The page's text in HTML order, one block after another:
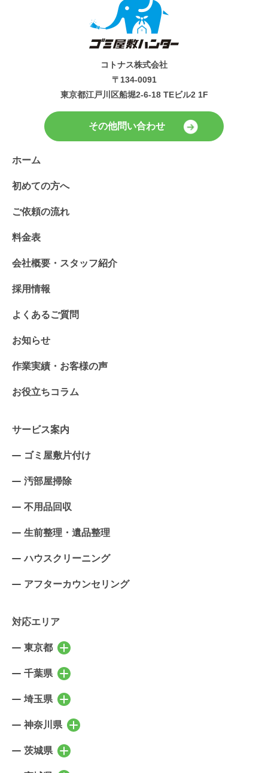
コトナス株式会社
〒134-0091
東京都江戸川区船堀2-6-18 TEビル2 1F
その他問い合わせ
ホーム
初めての方へ
ご依頼の流れ
料金表
会社概要・スタッフ紹介
採用情報
よくあるご質問
お知らせ
作業実績・お客様の声
お役立ちコラム
サービス案内
ゴミ屋敷片付け
汚部屋掃除
不用品回収
生前整理・遺品整理
ハウスクリーニング
アフターカウンセリング
対応エリア
東京都 東京都の市区町村を表示
千代田区
墨田区
品川区
千葉県 千葉県の市区町村を表示
千葉市稲毛区
千葉市美浜区
市川市
習志野市
埼玉県 埼玉県の市区町村を表示
さいたま市北区
さいたま市桜区
神奈川県 神奈川県の市区町村を表示
横浜市鶴見区
茨城県 茨城県の市区町村を表示